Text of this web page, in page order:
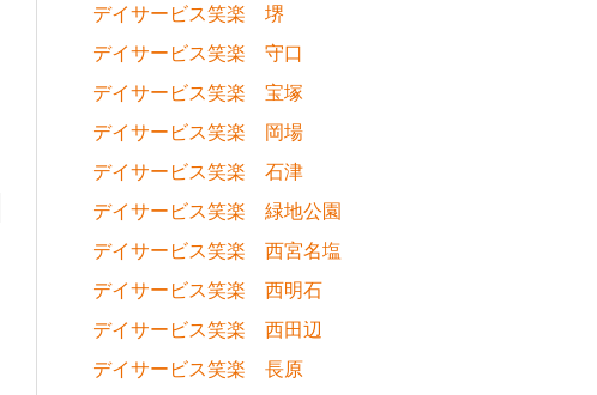
デイサービス笑楽 堺
デイサービス笑楽 守口
デイサービス笑楽 宝塚
デイサービス笑楽 岡場
デイサービス笑楽 石津
デイサービス笑楽 緑地公園
デイサービス笑楽 西宮名塩
デイサービス笑楽 西明石
デイサービス笑楽 西田辺
デイサービス笑楽 長原